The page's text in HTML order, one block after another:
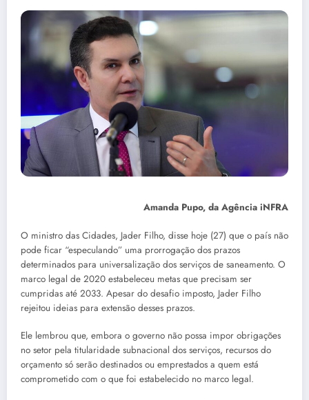
Amanda Pupo, da Agência iNFRA
O ministro das Cidades, Jader Filho, disse hoje (27) que o país não
pode ficar “especulando” uma prorrogação dos prazos
determinados para universalização dos serviços de saneamento. O
marco legal de 2020 estabeleceu metas que precisam ser
cumpridas até 2033. Apesar do desafio imposto, Jader Filho
rejeitou ideias para extensão desses prazos.
Ele lembrou que, embora o governo não possa impor obrigações
no setor pela titularidade subnacional dos serviços, recursos do
orçamento só serão destinados ou emprestados a quem está
comprometido com o que foi estabelecido no marco legal.